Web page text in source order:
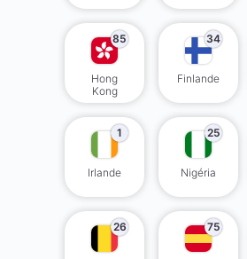
85
Hong
Kong
34
Finlande
1
Irlande
25
Nigéria
26 75